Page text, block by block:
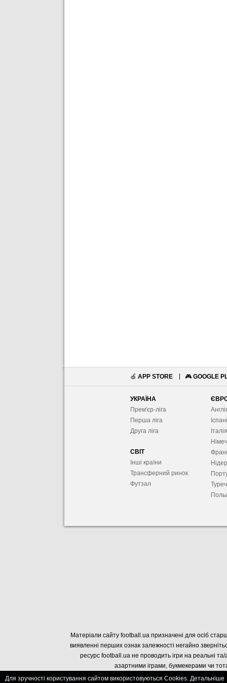
🍏 APP STORE 🎮 GOOGLE
УКРАЇНА
Прем'єр-ліга
Перша ліга
Друга ліга
СВІТ
Інші країни
Трансферний ринок
Футзал
Італія
Матеріали сайту football.ua призначені для осіб
виявленні перших ознак залежності негайно
ресурс football.ua не проводить ігри на реальні та/
азартними іграми, букмекерами чи
Для зручності користування сайтом використовуються Cookies. Детальніше